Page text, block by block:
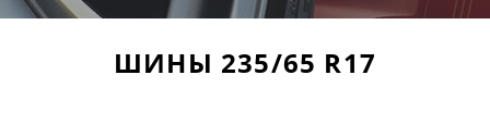
ШИНЫ 235/65 R17